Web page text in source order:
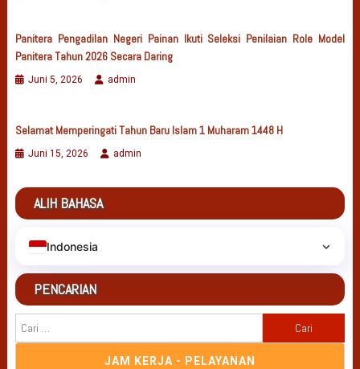
Panitera Pengadilan Negeri Painan Ikuti Seleksi Penilaian Role Model
Panitera Tahun 2026 Secara Daring
Juni 5, 2026 admin
Selamat Memperingati Tahun Baru Islam 1 Muharam 1448 H
Juni 15, 2026 admin
ALIH BAHASA
Indonesia
PENCARIAN
untuk:
JAM KERJA - PELAYANAN